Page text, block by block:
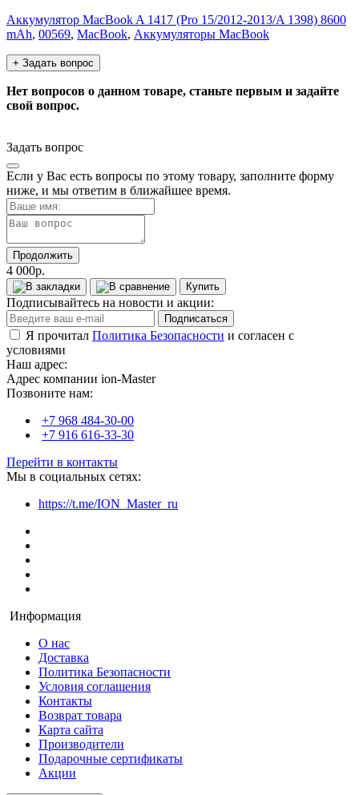
Аккумулятор MacBook A 1417 (Pro 15/2012-2013/A 1398) 8600
mAh, 00569, MacBook, Аккумуляторы MacBook
+ Задать вопрос
Нет вопросов о данном товаре, станьте первым и задайте
свой вопрос.
Задать вопрос
Если у Вас есть вопросы по этому товару, заполните форму
ниже, и мы ответим в ближайшее время.
Продолжить
4 000р.
Купить
Подписывайтесь на новости и акции:
Подписаться
Я прочитал Политика Безопасности и согласен с
условиями
Наш адрес:
Адрес компании ion-Master
Позвоните нам:
+7 968 484-30-00
+7 916 616-33-30
Перейти в контакты
Мы в социальных сетях:
https://t.me/ION_Master_ru
Информация
О нас
Доставка
Политика Безопасности
Условия соглашения
Контакты
Возврат товара
Карта сайта
Производители
Подарочные сертификаты
Акции